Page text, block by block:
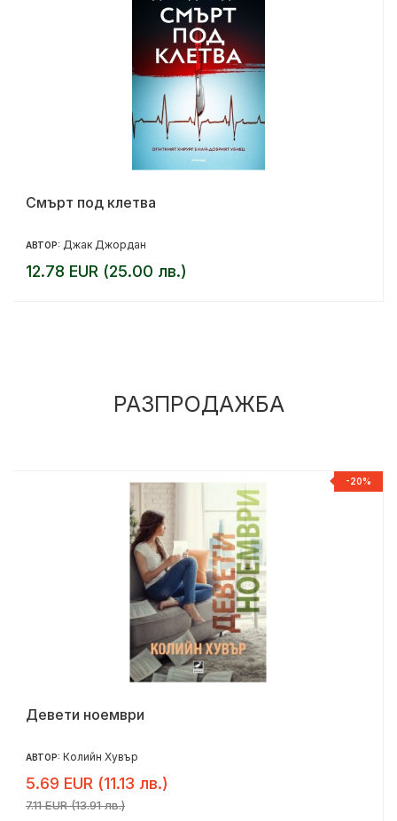
Смърт под клетва
АВТОР: Джак Джордан
12.78 EUR (25.00 лв.)
РАЗПРОДАЖБА
-20%
Девети ноември
АВТОР: Колийн Хувър
5.69 EUR (11.13 лв.)
7.11 EUR (13.91 лв.)